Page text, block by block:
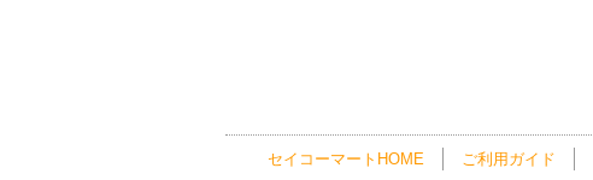
セイコーマートHOME ご利用ガイド